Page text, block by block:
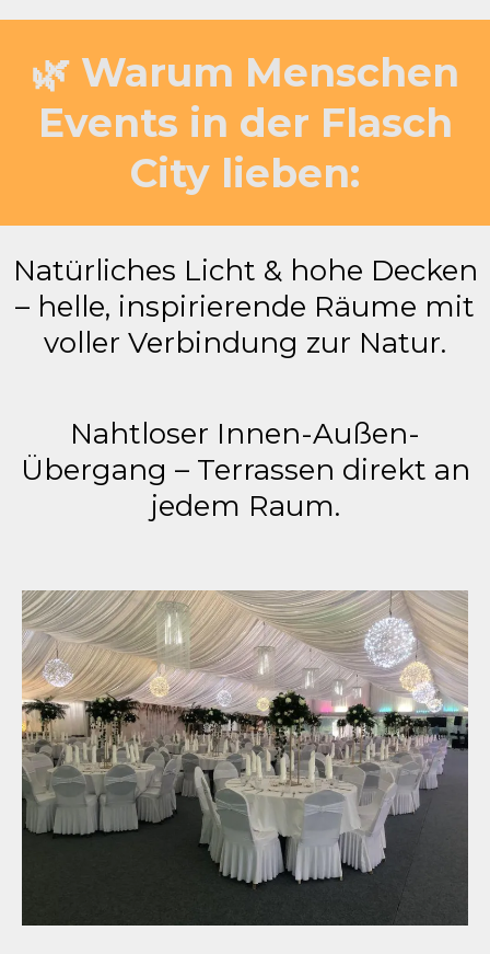
🌿 Warum Menschen
Events in der Flasch
City lieben:
Natürliches Licht & hohe Decken
– helle, inspirierende Räume mit
voller Verbindung zur Natur.
Nahtloser Innen-Außen-
Übergang – Terrassen direkt an
jedem Raum.